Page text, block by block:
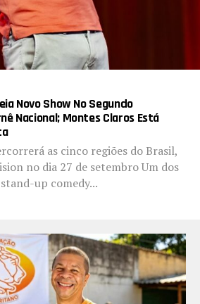
Novo Show No Segundo
Nacional; Montes Claros Está
as cinco regiões do Brasil,
no dia 27 de setembro Um dos
up comedy...